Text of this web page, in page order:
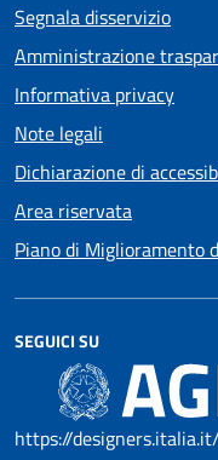
Segnala disservizio
Amministrazione
Informativa privacy
Note legali
Dichiarazione di
Area riservata
Piano di Miglioramento
SEGUICI SU
https://designers.italia.it/